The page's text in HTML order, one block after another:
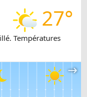
27°
Températures